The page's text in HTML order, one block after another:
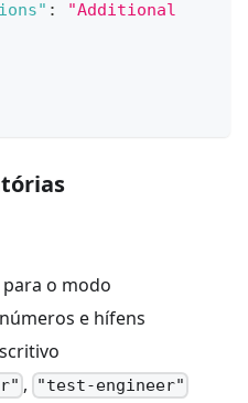
:
"Additional
o modo
e hífens
, "test-engineer"